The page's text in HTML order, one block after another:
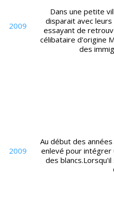
2009
Dans une petite
disparait avec
essayant de
célibataire d'origine
des
2009
Au début des
enlevé pour intégrer
des